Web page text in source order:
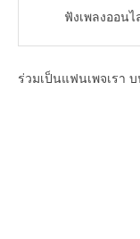
ฟังเพลงออน
ร่วมเป็นแฟนเพจเรา